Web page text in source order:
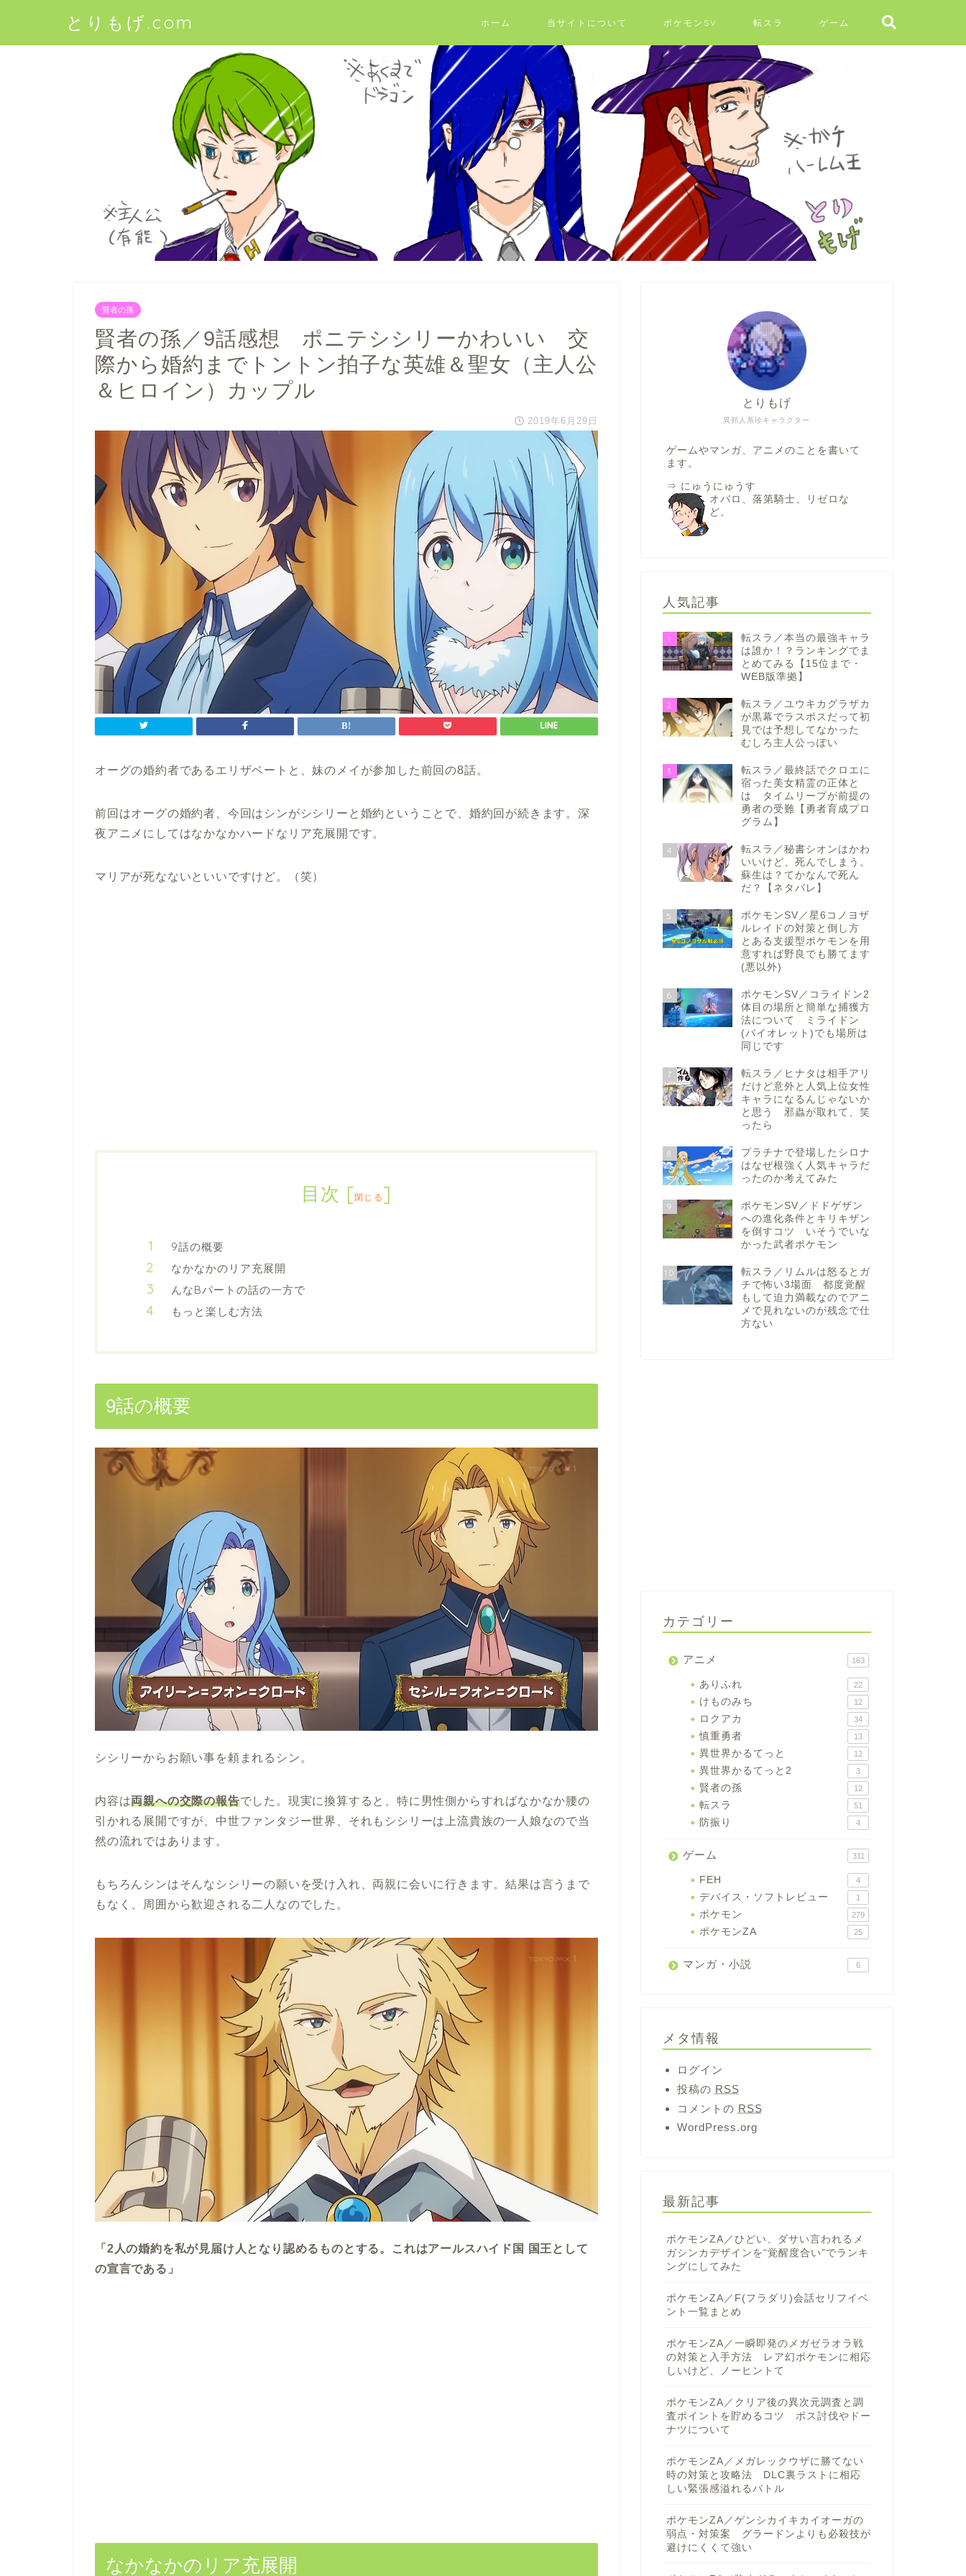
とりもげ.com ホーム 当サイトについて ポケモンSV 転スラ ゲーム
賢者の孫
賢者の孫／9話感想 ポニテシシリーかわいい 交
際から婚約までトントン拍子な英雄＆聖女（主人公
＆ヒロイン）カップル
2019年6月29日
オーグの婚約者であるエリザベートと、妹のメイが参加した前回の8話。
前回はオーグの婚約者、今回はシンがシシリーと婚約ということで、婚約回が続きます。深
夜アニメにしてはなかなかハードなリア充展開です。
マリアが死なないといいですけど。（笑）
目次 [閉じる ]
9話の概要
なかなかのリア充展開
んなBパートの話の一方で
もっと楽しむ方法
9話の概要
シシリーからお願い事を頼まれるシン。
内容は両親への交際の報告でした。現実に換算すると、特に男性側からすればなかなか腰の
引かれる展開ですが、中世ファンタジー世界、それもシシリーは上流貴族の一人娘なので当
然の流れではあります。
もちろんシンはそんなシシリーの願いを受け入れ、両親に会いに行きます。結果は言うまで
もなく、周囲から歓迎される二人なのでした。
「2人の婚約を私が見届け人となり認めるものとする。これはアールスハイド国 国王として
の宣言である」
なかなかのリア充展開
異邦人系珍キャラクター
とりもげ
ゲームやマンガ、アニメのことを書いて
ます。
⇒ にゅうにゅうす
オバロ、落第騎士、リゼロな
ど。
人気記事
1
転スラ／本当の最強キャラ
は誰か！？ランキングでま
とめてみる【15位まで・
WEB版準拠】
2
転スラ／ユウキカグラザカ
が黒幕でラスボスだって初
見では予想してなかった
むしろ主人公っぽい
3
転スラ／最終話でクロエに
宿った美女精霊の正体と
は タイムリープが前提の
勇者の受難【勇者育成プロ
グラム】
4
転スラ／秘書シオンはかわ
いいけど、死んでしまう。
蘇生は？てかなんで死ん
だ？【ネタバレ】
5
ポケモンSV／星6コノヨザ
ルレイドの対策と倒し方
とある支援型ポケモンを用
意すれば野良でも勝てます
(悪以外)
6
ポケモンSV／コライドン2
体目の場所と簡単な捕獲方
法について ミライドン
(バイオレット)でも場所は
同じです
7
転スラ／ヒナタは相手アリ
だけど意外と人気上位女性
キャラになるんじゃないか
と思う 邪蟲が取れて、笑
ったら
8
プラチナで登場したシロナ
はなぜ根強く人気キャラだ
ったのか考えてみた
9
ポケモンSV／ドドゲザン
への進化条件とキリキザン
を倒すコツ いそうでいな
かった武者ポケモン
10
転スラ／リムルは怒るとガ
チで怖い3場面 都度覚醒
もして迫力満載なのでアニ
メで見れないのが残念で仕
方ない
カテゴリー
アニメ 163
ありふれ 22
けものみち 12
ロクアカ 34
慎重勇者 13
異世界かるてっと 12
異世界かるてっと2 3
賢者の孫 12
転スラ 51
防振り 4
ゲーム 311
FEH 4
デバイス・ソフトレビュー 1
ポケモン 279
ポケモンZA 25
マンガ・小説 6
メタ情報
ログイン
投稿の RSS
コメントの RSS
WordPress.org
最新記事
ポケモンZA／ひどい、ダサい言われるメ
ガシンカデザインを“覚醒度合い”でランキ
ングにしてみた
ポケモンZA／F(フラダリ)会話セリフイベ
ント一覧まとめ
ポケモンZA／一瞬即発のメガゼラオラ戦
の対策と入手方法 レア幻ポケモンに相応
しいけど、ノーヒントて
ポケモンZA／クリア後の異次元調査と調
査ポイントを貯めるコツ ボス討伐やドー
ナツについて
ポケモンZA／メガレックウザに勝てない
時の対策と攻略法 DLC裏ラストに相応
しい緊張感溢れるバトル
ポケモンZA／ゲンシカイキカイオーガの
弱点・対策案 グラードンよりも必殺技が
避けにくくて強い